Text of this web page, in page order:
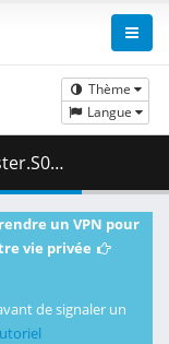
Thème
Langue
( 462.74 MB )
un VPN pour
vie privée
de signaler un